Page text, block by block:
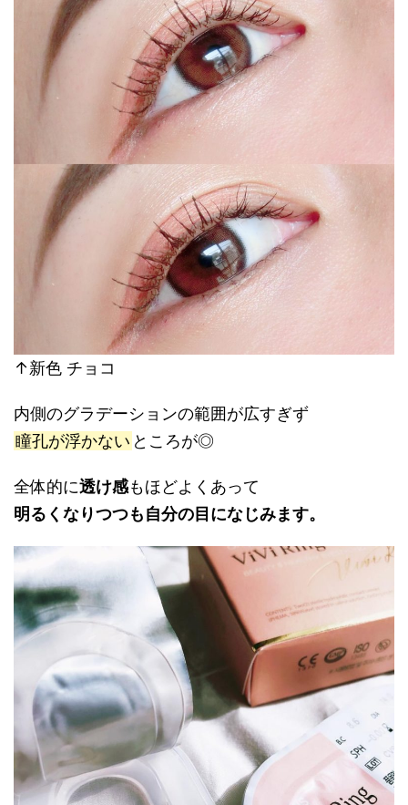
↑新色 チョコ
内側のグラデーションの範囲が広すぎず
瞳孔が浮かない ところが◎
全体的に透け感もほどよくあって
明るくなりつつも自分の目になじみます。